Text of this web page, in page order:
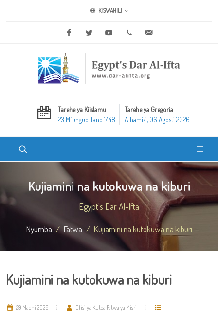
KISWAHILI
Facebook Twitter Youtube +20 2 25970400
Tarehe ya Kiislamu
23 Mfunguo Tano 1448
Tarehe ya Gregoria
Alhamisi, 06 Agosti 2026
Kujiamini na kutokuwa na kiburi
Egypt's Dar Al-Ifta
Nyumba Fatwa Kujiamini na kutokuwa na kiburi
Kujiamini na kutokuwa na kiburi
29 Machi 2026 Ofisi ya Kutoa Fatwa ya Misri